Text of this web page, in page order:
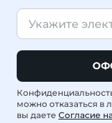
можно отказаться
вы даете Согласие